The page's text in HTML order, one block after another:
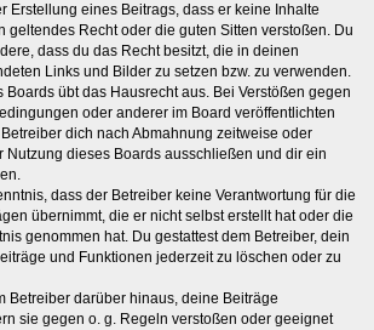
Erstellung eines Beitrags, dass er keine Inhalte
geltendes Recht oder die guten Sitten verstoßen. Du
dass du das Recht besitzt, die in deinen
Links und Bilder zu setzen bzw. zu verwenden.
Boards übt das Hausrecht aus. Bei Verstößen gegen
oder anderer im Board veröffentlichten
dich nach Abmahnung zeitweise oder
Nutzung dieses Boards ausschließen und dir ein
dass der Betreiber keine Verantwortung für die
übernimmt, die er nicht selbst erstellt hat oder die
genommen hat. Du gestattest dem Betreiber, dein
und Funktionen jederzeit zu löschen oder zu
Betreiber darüber hinaus, deine Beiträge
sie gegen o. g. Regeln verstoßen oder geeignet